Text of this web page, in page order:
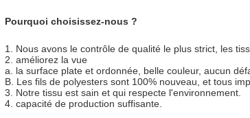
Pourquoi choisissez-nous ?
1. Nous avons le contrôle de qualité le plus strict, les
2. améliorez la vue
a. la surface plate et ordonnée, belle couleur, aucun
B. Les fils de polyesters sont 100% nouveau, et tous
3. Notre tissu est sain et qui respecte l'environnement.
4. capacité de production suffisante.